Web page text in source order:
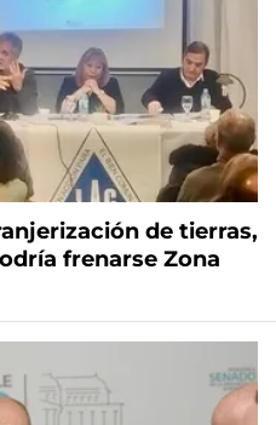
de tierras,
frenarse Zona